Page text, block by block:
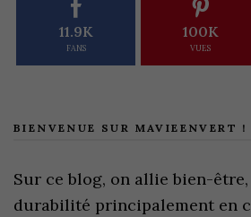
11.9K
FANS
100K
VUES
BIENVENUE SUR MAVIEENVERT !
Sur ce blog, on allie bien-
durabilité principalement en